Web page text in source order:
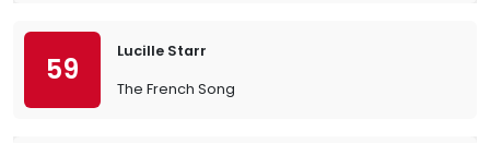
59
Lucille Starr
The French Song